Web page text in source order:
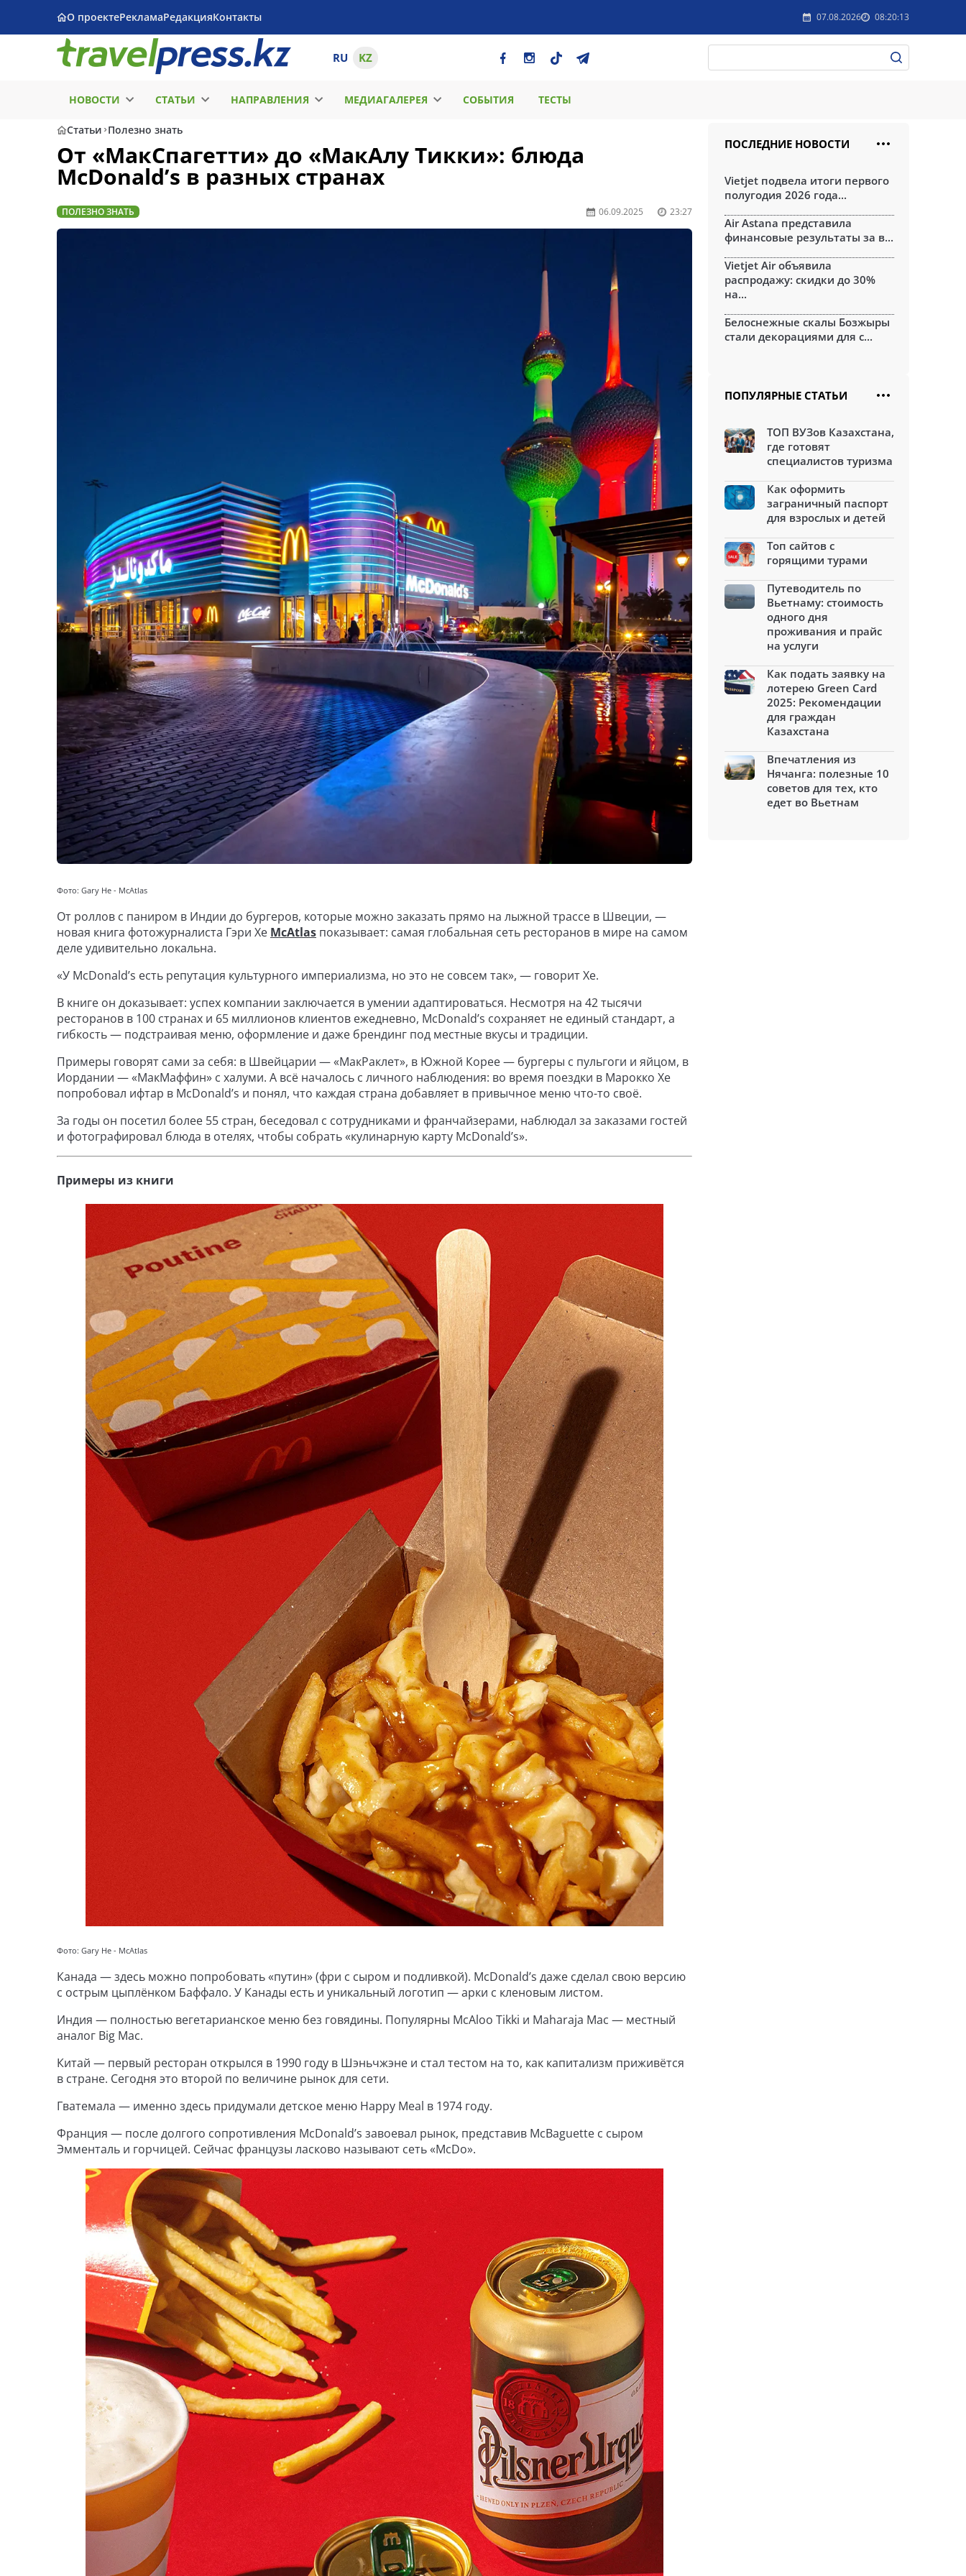
О проектеРекламаРедакцияКонтакты 07.08.2026 08:20:13
RU KZ
НОВОСТИ СТАТЬИ НАПРАВЛЕНИЯ МЕДИАГАЛЕРЕЯ СОБЫТИЯ ТЕСТЫ
Статьи Полезно знать
От «МакСпагетти» до «МакАлу Тикки»: блюда
McDonald’s в разных странах
ПОЛЕЗНО ЗНАТЬ 06.09.2025 23:27
Фото: Gary He - McAtlas
От роллов с паниром в Индии до бургеров, которые можно заказать прямо на лыжной трассе в Швеции, —
новая книга фотожурналиста Гэри Хе McAtlas показывает: самая глобальная сеть ресторанов в мире на самом
деле удивительно локальна.
«У McDonald’s есть репутация культурного империализма, но это не совсем так», — говорит Хе.
В книге он доказывает: успех компании заключается в умении адаптироваться. Несмотря на 42 тысячи
ресторанов в 100 странах и 65 миллионов клиентов ежедневно, McDonald’s сохраняет не единый стандарт, а
гибкость — подстраивая меню, оформление и даже брендинг под местные вкусы и традиции.
Примеры говорят сами за себя: в Швейцарии — «МакРаклет», в Южной Корее — бургеры с пульгоги и яйцом, в
Иордании — «МакМаффин» с халуми. А всё началось с личного наблюдения: во время поездки в Марокко Хе
попробовал ифтар в McDonald’s и понял, что каждая страна добавляет в привычное меню что-то своё.
За годы он посетил более 55 стран, беседовал с сотрудниками и франчайзерами, наблюдал за заказами гостей
и фотографировал блюда в отелях, чтобы собрать «кулинарную карту McDonald’s».
Примеры из книги
Фото: Gary He - McAtlas
Канада — здесь можно попробовать «путин» (фри с сыром и подливкой). McDonald’s даже сделал свою версию
с острым цыплёнком Баффало. У Канады есть и уникальный логотип — арки с кленовым листом.
Индия — полностью вегетарианское меню без говядины. Популярны McAloo Tikki и Maharaja Mac — местный
аналог Big Mac.
Китай — первый ресторан открылся в 1990 году в Шэньчжэне и стал тестом на то, как капитализм приживётся
в стране. Сегодня это второй по величине рынок для сети.
Гватемала — именно здесь придумали детское меню Happy Meal в 1974 году.
Франция — после долгого сопротивления McDonald’s завоевал рынок, представив McBaguette с сыром
Эмменталь и горчицей. Сейчас французы ласково называют сеть «McDo».
ПОСЛЕДНИЕ НОВОСТИ
Vietjet подвела итоги первого
полугодия 2026 года...
Air Astana представила
финансовые результаты за в...
Vietjet Air объявила
распродажу: скидки до 30%
на...
Белоснежные скалы Бозжыры
стали декорациями для с...
ПОПУЛЯРНЫЕ СТАТЬИ
ТОП ВУЗов Казахстана,
где готовят
специалистов туризма
Как оформить
заграничный паспорт
для взрослых и детей
Топ сайтов с
горящими турами
Путеводитель по
Вьетнаму: стоимость
одного дня
проживания и прайс
на услуги
Как подать заявку на
лотерею Green Card
2025: Рекомендации
для граждан
Казахстана
Впечатления из
Нячанга: полезные 10
советов для тех, кто
едет во Вьетнам